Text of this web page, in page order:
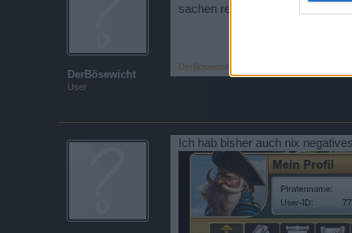
DerBösewicht
User
sachen reinstellen wo wieder
DerBösewicht
Ich hab bisher auch nix